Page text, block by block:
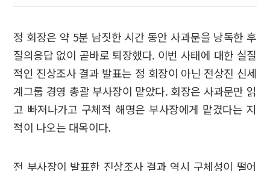
정 회장은 약 5분 남짓한 시간 동안 사과문을 낭독한 후
질의응답 없이 곧바로 퇴장했다. 이번 사태에 대한 실질
적인 진상조사 결과 발표는 정 회장이 아닌 전상진 신세
계그룹 경영 총괄 부사장이 맡았다. 회장은 사과문만 읽
고 빠져나가고 구체적 해명은 부사장에게 맡겼다는 지
적이 나오는 대목이다.
전 부사장이 발표한 진상조사 결과 역시 구체성이 떨어